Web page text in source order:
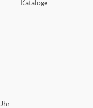
Kataloge